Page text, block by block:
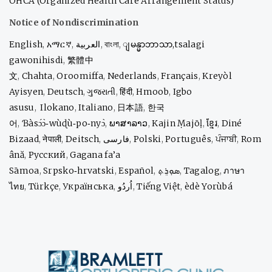
Notice of Nondiscrimination
English, አማርኛ, العربية,বাংলা,ျမန္မာဘာသာ,tsalagi
gawonihisdi, 繁體中
文, Chahta,Oroomiffa, Nederlands,Français,Kreyòl
Ayisyen, Deutsch,ગુજરાતી,हिंदी,Hmoob, Igbo
asusu,Ilokano,Italiano, 日本語, 한국
어, Ɓàsɔ́ɔ̀‑wùɖù‑po‑nyɔ̀, ພາສາລາວ,Kajin Ṃajōḷ,ខ្មែរ, Diné
Bizaad,नेपाली, Deitsch, فارسی, Polski,Português,ਪੰਜਾਬੀ,Rom
ână, Русский,Gagana fa’a
Sāmoa,Srpsko‑hrvatski,Español, ܣܘܼܪܸܬ݂, Tagalog,ภาษา
ไทย, Türkçe,Українська, اُردُو,Tiếng Việt, èdè Yorùbá